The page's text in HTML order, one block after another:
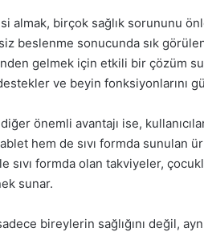
almak, birçok sağlık sorununu
beslenme sonucunda sık
gelmek için etkili bir çözüm
ve beyin fonksiyonlarını
önemli avantajı ise,
hem de sıvı formda
sıvı formda olan takviyeler,
sunar.
bireylerin sağlığını değil,